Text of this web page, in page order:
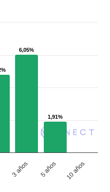
6,05%
6,05%
1,91%
1,91%
3 años 5 años 10 años